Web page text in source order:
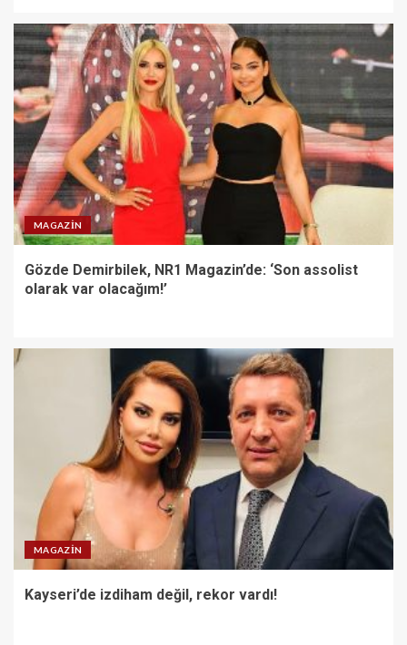
MAGAZIN
Gözde Demirbilek, NR1 Magazin’de: ‘Son assolist
olarak var olacağım!’
MAGAZIN
Kayseri’de izdiham değil, rekor vardı!